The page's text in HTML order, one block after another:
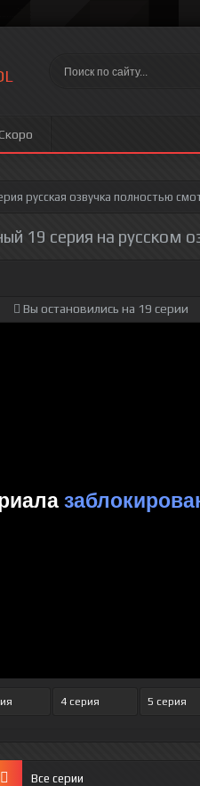
русская озвучка полностью
19 серия на русском
Вы остановились на 19 серии
4 серия 5 серия
Все серии